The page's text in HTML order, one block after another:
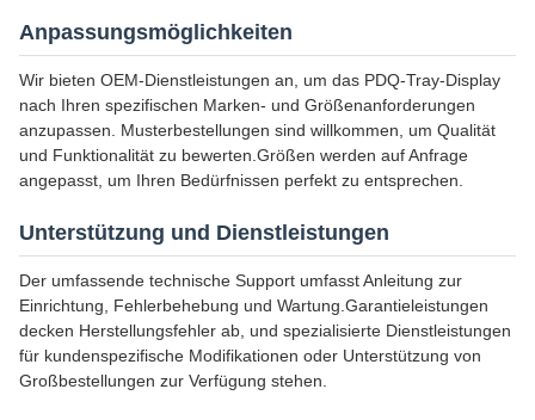
Anpassungsmöglichkeiten
Wir bieten OEM-Dienstleistungen an, um das PDQ-Tray-Display
nach Ihren spezifischen Marken- und Größenanforderungen
anzupassen. Musterbestellungen sind willkommen, um Qualität
und Funktionalität zu bewerten.Größen werden auf Anfrage
angepasst, um Ihren Bedürfnissen perfekt zu entsprechen.
Unterstützung und Dienstleistungen
Der umfassende technische Support umfasst Anleitung zur
Einrichtung, Fehlerbehebung und Wartung.Garantieleistungen
decken Herstellungsfehler ab, und spezialisierte Dienstleistungen
für kundenspezifische Modifikationen oder Unterstützung von
Großbestellungen zur Verfügung stehen.